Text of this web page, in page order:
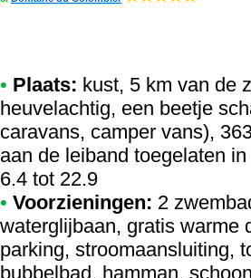
• Plaats: kust, 5 km van de
heuvelachtig, een beetje
caravans, camper vans),
aan de leiband toegelaten
6.4 tot 22.9
• Voorzieningen: 2
waterglijbaan, gratis warme
parking, stroomaansluiting,
bubbelbad, hamman,